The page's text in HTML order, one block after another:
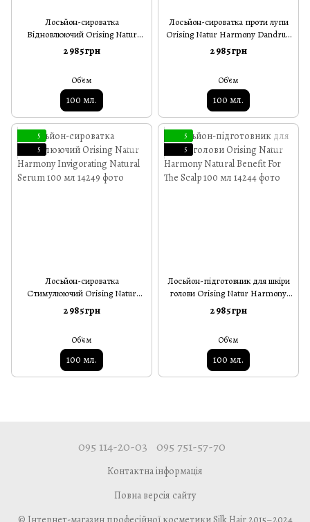
Лосьйон-сироватка
Відновлюючий Orising Natur
Harmony Repairing Natural
Serum 100 мл
2 985 грн
Об'єм
100 мл.
Лосьйон-сироватка проти лупи
Orising Natur Harmony Dandruff
Natural Serum 100 мл
2 985 грн
Об'єм
100 мл.
5
5
Лосьйон-сироватка
Стимулюючий Orising Natur
Harmony Invigorating Natural
Serum 100 мл
2 985 грн
Об'єм
100 мл.
5
5
Лосьйон-підготовник для шкіри
голови Orising Natur Harmony
Natural Benefit For The Scalp 100
мл
2 985 грн
Об'єм
100 мл.
095 114-20-03 095 751-57-70
Контактна інформація
Повна версія сайту